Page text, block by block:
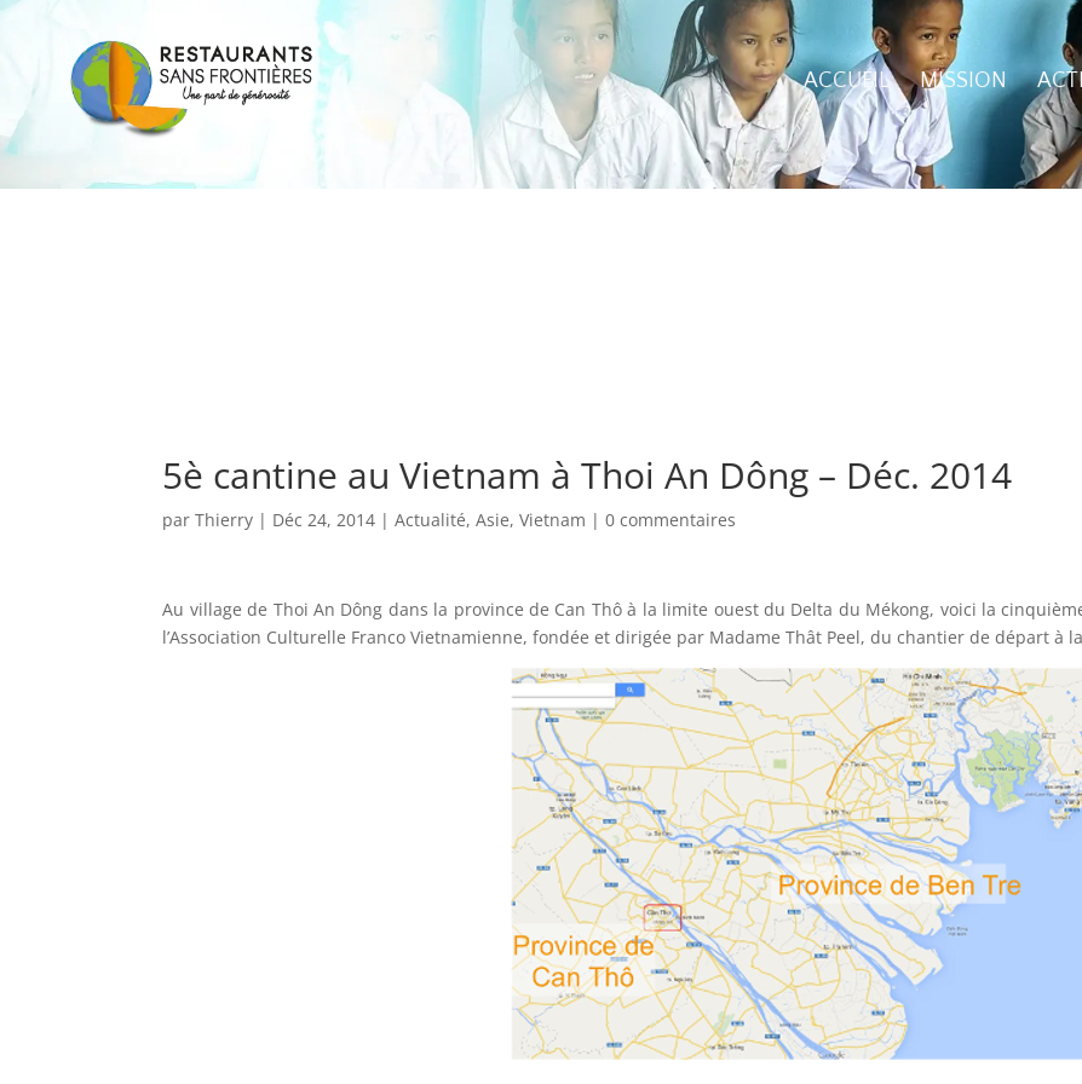
ACCUEIL MISSION
5è cantine au Vietnam à Thoi An Dông – Déc. 2014
parThierry | Déc 24, 2014 |Actualité,Asie,Vietnam |0 commentaires
Au village de Thoi An Dông dans la province de Can Thô à la limite ouest du Delta du Mékong, voici la
l’Association Culturelle Franco Vietnamienne, fondée et dirigée par Madame Thât Peel, du chantier de départ à